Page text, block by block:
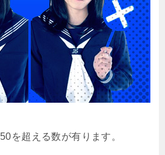
を超える数が有ります。